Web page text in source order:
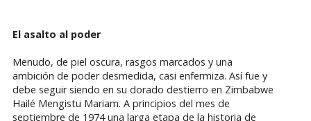
El asalto al poder
Menudo, de piel oscura, rasgos marcados y una
ambición de poder desmedida, casi enfermiza. Así fue y
debe seguir siendo en su dorado destierro en Zimbabwe
Hailé Mengistu Mariam. A principios del mes de
septiembre de 1974 una larga etapa de la historia de